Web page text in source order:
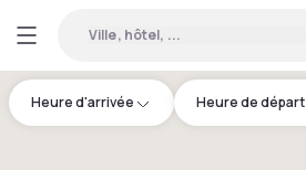
Ville, hôtel, ...
Heure d'arrivée Heure de départ